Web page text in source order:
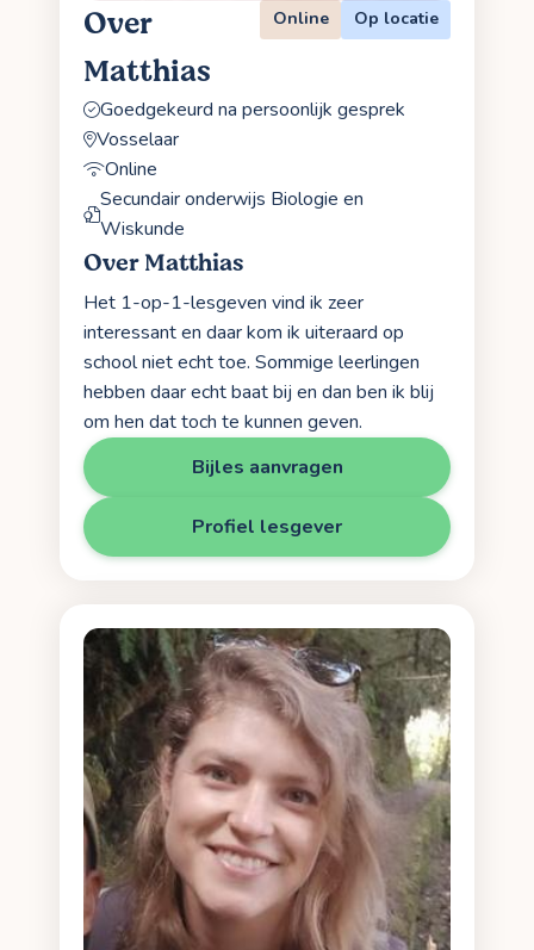
Over
Matthias
Online Op locatie
Goedgekeurd na persoonlijk gesprek
Vosselaar
Online
Secundair onderwijs Biologie en
Wiskunde
Over Matthias
Het 1-op-1-lesgeven vind ik zeer
interessant en daar kom ik uiteraard op
school niet echt toe. Sommige leerlingen
hebben daar echt baat bij en dan ben ik blij
om hen dat toch te kunnen geven.
Bijles aanvragen
Profiel lesgever